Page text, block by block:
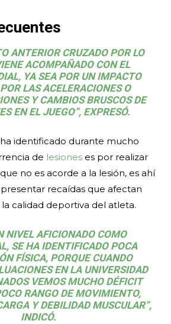
ANTERIOR CRUZADO POR LO
ACOMPAÑADO CON EL
YA SEA POR UN IMPACTO
LAS ACELERACIONES O
Y CAMBIOS BRUSCOS DE
EN EL JUEGO”, EXPRESÓ.
identificado durante mucho
de lesiones es por realizar
no es acorde a la lesión, es ahí
recaídas que afectan
calidad deportiva del atleta.
NIVEL AFICIONADO COMO
SE HA IDENTIFICADO POCA
FÍSICA, PORQUE CUANDO
EN LA UNIVERSIDAD
VEMOS MUCHO DÉFICIT
RANGO DE MOVIMIENTO,
Y DEBILIDAD MUSCULAR”,
INDICÓ.